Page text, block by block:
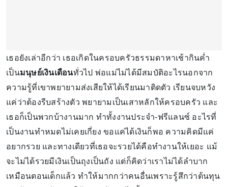
เธอยังเล่าอีกว่า เธอเกิดในครอบครัวธรรมดาหาเช้ากินค่ำ
เป็นมนุษย์เงินเดือนทั่วไป พ่อแม่ไม่ได้มีสมบัติอะไรนอกจาก
ความรู้ที่เขาพยายามส่งเสียให้ได้เรียนมาติดตัว เรียนจบหวัง
แค่ว่าต้องรีบสร้างตัว พยายามเป็นเสาหลักให้ครอบครัว และ
เธอก็เป็นพวกบ้างานมาก ทำทั้งงานประจำ-ฟรีแลนซ์ อะไรที่
เป็นงานทำหมดไม่เคยเกี่ยง ขอแค่ได้เงินก็พอ ความคิดมีแค่
อยากรวย และทางเดียวที่เธอจะรวยได้คือทำงานให้เยอะ แม้
จะไม่ได้รวยมีเงินเป็นถุงเป็นถัง แต่ก็คิดว่าเราไม่ได้ลำบาก
เหมือนตอนเด็กแล้ว ทำให้มากกว่าคนอื่นเพราะรู้สึกว่าต้นทุน